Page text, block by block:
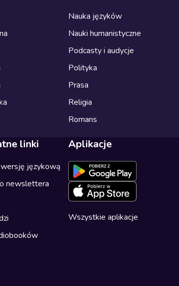
Nauka języków
Nauki humanistyczne
Podcasty i audycje
Polityka
Prasa
Religia
Romans
linki
językową
newslettera
Aplikacje
Wszystkie aplikacje